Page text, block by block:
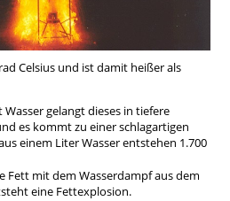
Celsius und ist damit heißer als
gelangt dieses in tiefere
es kommt zu einer schlagartigen
einem Liter Wasser entstehen 1.700
Fett mit dem Wasserdampf aus dem
eine Fettexplosion.